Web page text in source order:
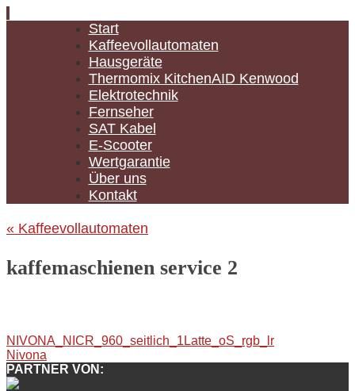
Start
Kaffeevollautomaten
Hausgeräte
Thermomix KitchenAID Kenwood
Elektrotechnik
Fernseher
SAT Kabel
E-Scooter
Wertgarantie
Über uns
Kontakt
« Kaffeevollautomaten
kaffemaschienen service 2
NIVONA_NICR_960_seitlich_1Latte_oS_rgb_lr
Nivona
PARTNER VON: